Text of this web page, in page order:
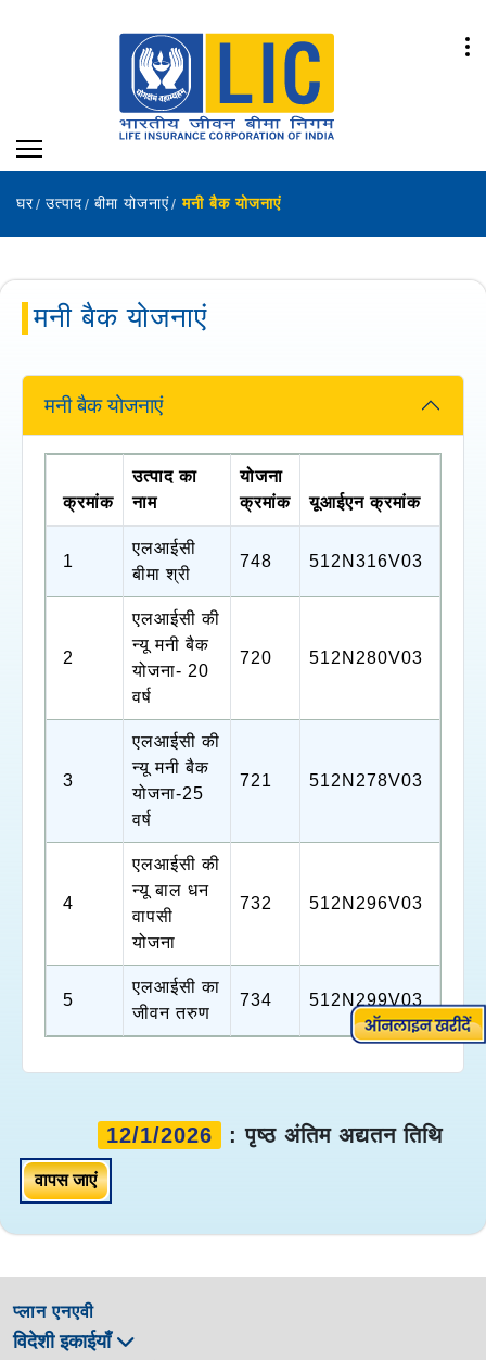
घर उत्पाद बीमा योजनाएं मनी बैक योजनाएं
मनी बैक योजनाएं
मनी बैक योजनाएं
क्रमांक
उत्पाद का
नाम
योजना
क्रमांक
यूआईएन क्रमांक
1
एलआईसी
बीमा श्री
748 512N316V03
2
एलआईसी की
न्यू मनी बैक
योजना- 20
वर्ष
720 512N280V03
3
एलआईसी की
न्यू मनी बैक
योजना-25
वर्ष
721 512N278V03
4
एलआईसी की
न्यू बाल धन
वापसी
योजना
732 512N296V03
5
एलआईसी का
जीवन तरुण
734 512N299V03
12/1/2026 : पृष्ठ अंतिम अद्यतन तिथि
वापस जाएं
प्लान एनएवी
विदेशी इकाईयाँ